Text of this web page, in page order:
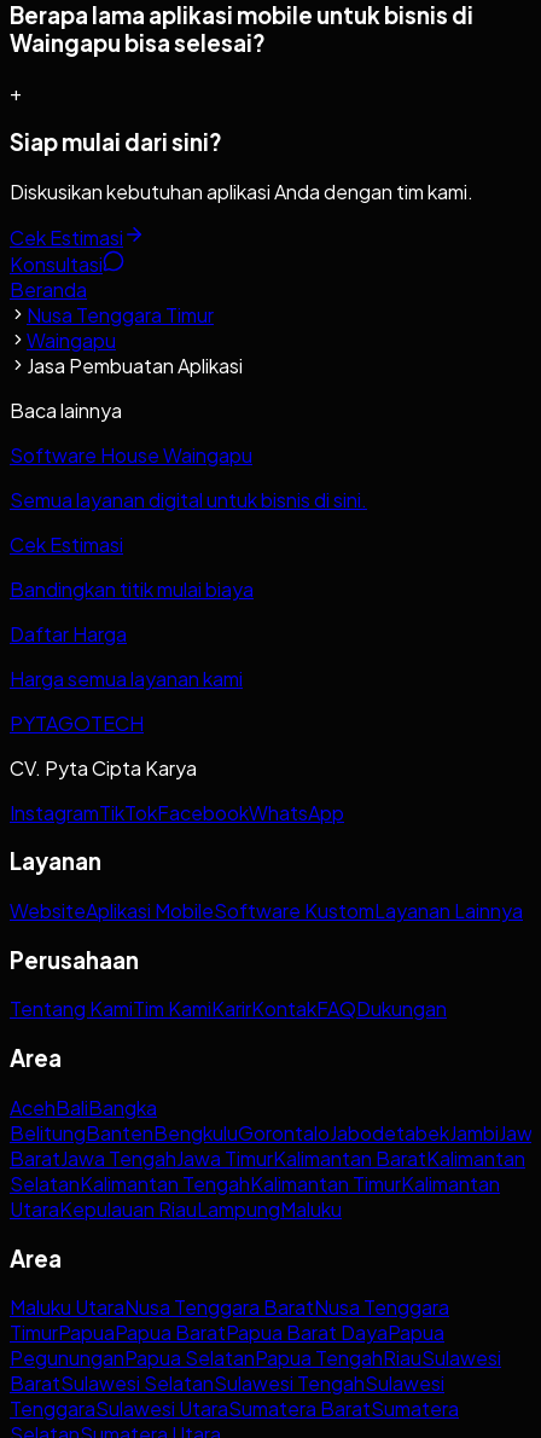
Berapa lama aplikasi mobile untuk bisnis di
Waingapu bisa selesai?
+
Siap mulai dari sini?
Diskusikan kebutuhan aplikasi Anda dengan tim kami.
Cek Estimasi
Konsultasi
Beranda
Nusa Tenggara Timur
Waingapu
Jasa Pembuatan Aplikasi
Baca lainnya
Software House Waingapu
Semua layanan digital untuk bisnis di sini.
Cek Estimasi
Bandingkan titik mulai biaya
Daftar Harga
Harga semua layanan kami
PYTAGOTECH
CV. Pyta Cipta Karya
InstagramTikTokFacebookWhatsApp
Layanan
WebsiteAplikasi MobileSoftware KustomLayanan Lainnya
Perusahaan
Tentang KamiTim KamiKarirKontakFAQDukungan
Area
AcehBaliBangka
BelitungBantenBengkuluGorontaloJabodetabekJambi
BaratJawa TengahJawa TimurKalimantan BaratKalimantan
SelatanKalimantan TengahKalimantan TimurKalimantan
UtaraKepulauan RiauLampungMaluku
Area
Maluku UtaraNusa Tenggara BaratNusa Tenggara
TimurPapuaPapua BaratPapua Barat DayaPapua
PegununganPapua SelatanPapua TengahRiauSulawesi
BaratSulawesi SelatanSulawesi TengahSulawesi
TenggaraSulawesi UtaraSumatera BaratSumatera